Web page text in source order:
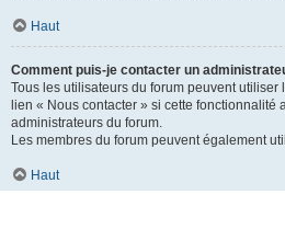
Haut
Comment puis-je contacter un
Tous les utilisateurs du forum peuvent
lien « Nous contacter » si cette fonctionnalité
administrateurs du forum.
Les membres du forum peuvent également
Haut